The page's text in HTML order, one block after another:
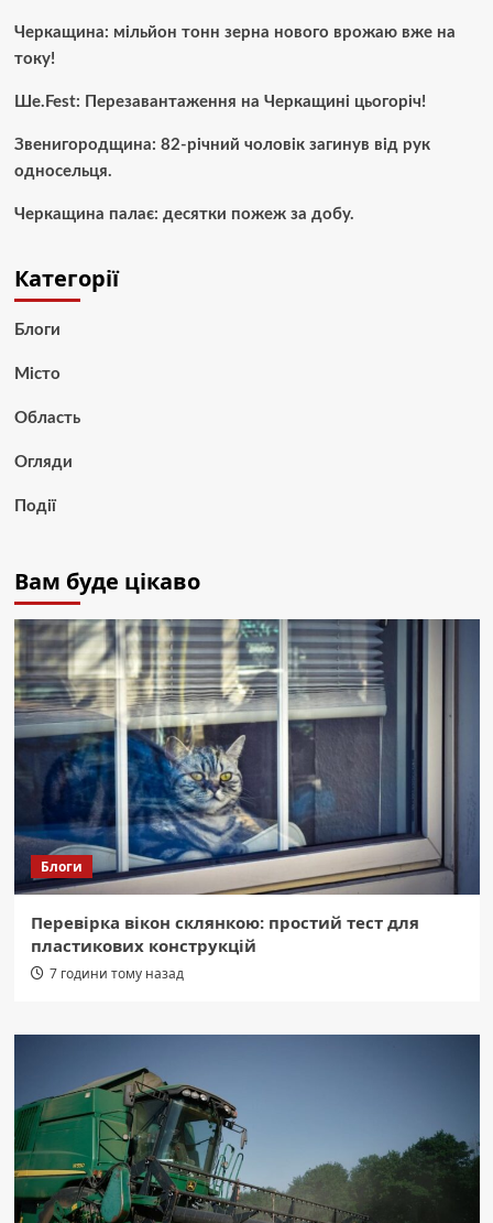
Черкащина: мільйон тонн зерна нового врожаю вже на
току!
Ше.Fest: Перезавантаження на Черкащині цьогоріч!
Звенигородщина: 82-річний чоловік загинув від рук
односельця.
Черкащина палає: десятки пожеж за добу.
Категорії
Блоги
Місто
Область
Огляди
Події
Вам буде цікаво
Блоги
Перевірка вікон склянкою: простий тест для
пластикових конструкцій
7 години тому назад